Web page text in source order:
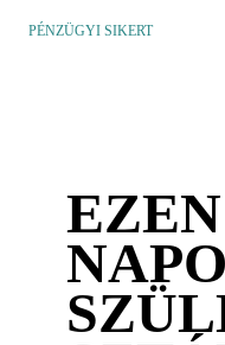
PÉNZÜGYI SIKERT